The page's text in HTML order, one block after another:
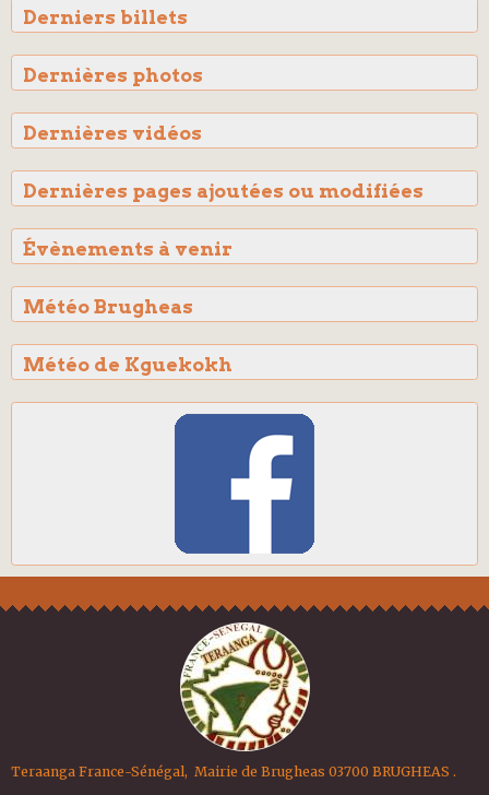
Derniers billets
Dernières photos
Dernières vidéos
Dernières pages ajoutées ou modifiées
Évènements à venir
Météo Brugheas
Météo de Kguekokh
Teraanga France-Sénégal, Mairie de Brugheas 03700 BRUGHEAS .